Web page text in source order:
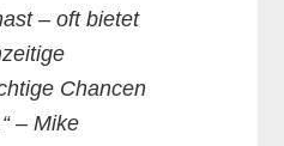
– oft bietet
Chancen
– Mike